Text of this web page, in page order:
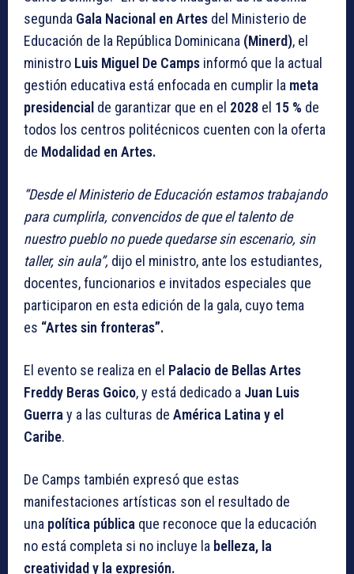
segunda Gala Nacional en Artes del Ministerio de
Educación de la República Dominicana (Minerd), el
ministro Luis Miguel De Camps informó que la actual
gestión educativa está enfocada en cumplir la meta
presidencial de garantizar que en el 2028 el 15 % de
todos los centros politécnicos cuenten con la oferta
de Modalidad en Artes.
“Desde el Ministerio de Educación estamos trabajando
para cumplirla, convencidos de que el talento de
nuestro pueblo no puede quedarse sin escenario, sin
taller, sin aula”, dijo el ministro, ante los estudiantes,
docentes, funcionarios e invitados especiales que
participaron en esta edición de la gala, cuyo tema
es “Artes sin fronteras”.
El evento se realiza en el Palacio de Bellas Artes
Freddy Beras Goico, y está dedicado a Juan Luis
Guerra y a las culturas de América Latina y el
Caribe.
De Camps también expresó que estas
manifestaciones artísticas son el resultado de
una política pública que reconoce que la educación
no está completa si no incluye la belleza, la
creatividad y la expresión.